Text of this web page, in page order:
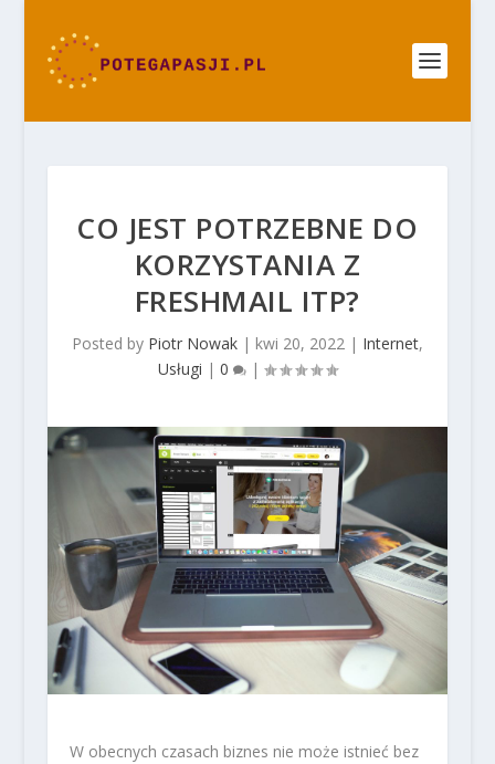
CO JEST POTRZEBNE DO
KORZYSTANIA Z
FRESHMAIL ITP?
Posted by Piotr Nowak| kwi 20, 2022| Internet,
Usługi | 0 |
W obecnych czasach biznes nie może istnieć bez